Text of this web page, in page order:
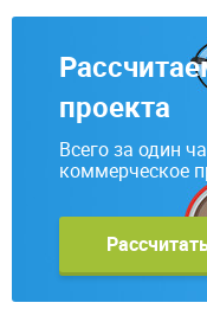
проекта
Всего за один
коммерческое